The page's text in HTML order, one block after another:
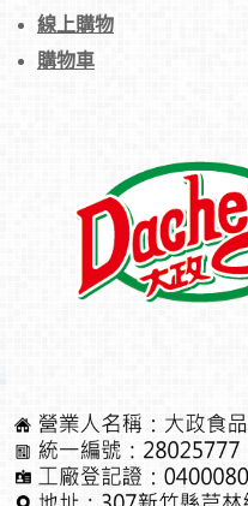
線上購物
購物車